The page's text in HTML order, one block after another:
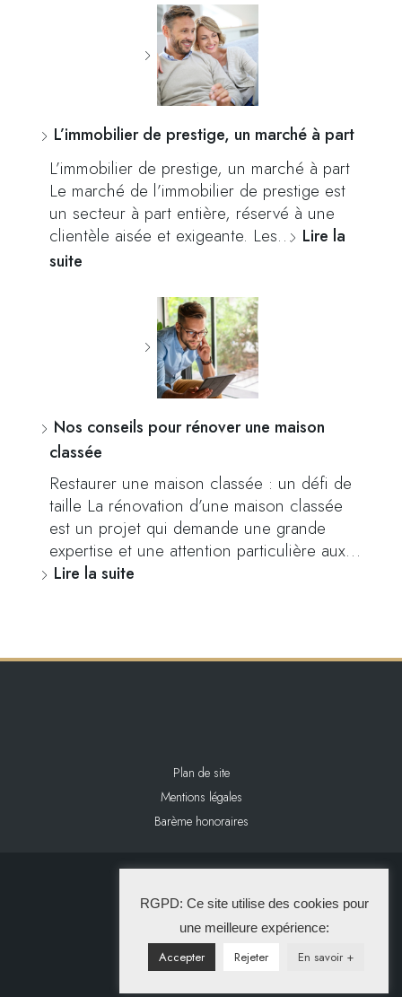
L’immobilier de prestige, un marché à part
L’immobilier de prestige, un marché à part
Le marché de l’immobilier de prestige est
un secteur à part entière, réservé à une
clientèle aisée et exigeante. Les… Lire la
suite
Nos conseils pour rénover une maison
classée
Restaurer une maison classée : un défi de
taille La rénovation d’une maison classée
est un projet qui demande une grande
expertise et une attention particulière aux…
Lire la suite
Plan de site
Mentions légales
Barème honoraires
La Solution Immo
RGPD: Ce site utilise des cookies pour
une meilleure expérience:
Accepter Rejeter En savoir +